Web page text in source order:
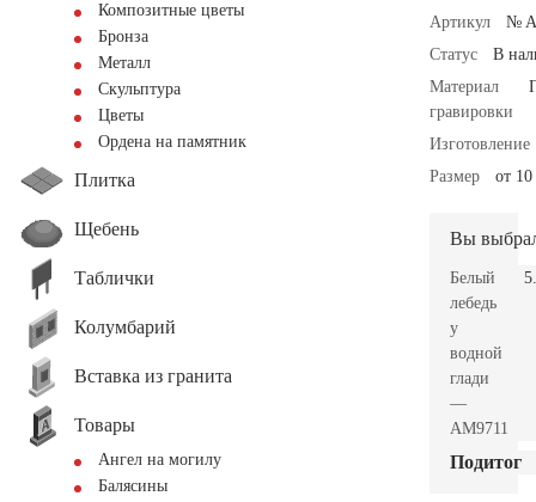
Композитные цветы
Бронза
Металл
Скульптура
Цветы
Ордена на памятник
Плитка
Щебень
Таблички
Колумбарий
Вставка из гранита
Товары
Ангел на могилу
Балясины
Артикул
№
Статус
В
Материал
гравировки
Изготовление
Размер
от
Вы
Белый
лебедь
у
водной
глади
—
AM9711
Подитог